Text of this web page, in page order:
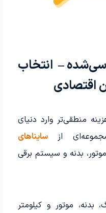
– انتخاب
اقتصادی
منطقی‌تر وارد دنیای
ازساینا‌های
بدنه و سیستم برقی
موتور و کیلومتر